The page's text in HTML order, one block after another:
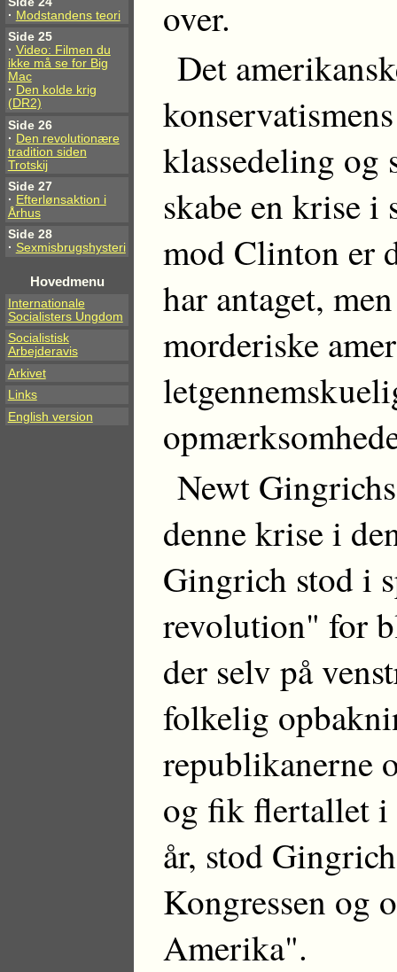
· Modstandens teori
Side 25
· Video: Filmen du
ikke må se for Big
Mac
· Den kolde krig
(DR2)
Side 26
· Den revolutionære
tradition siden
Trotskij
Side 27
· Efterlønsaktion i
Århus
Side 28
· Sexmisbrugshysteri
Hovedmenu
Internationale
Socialisters Ungdom
Socialistisk
Arbejderavis
Arkivet
Links
English version
over.
Det
klassedeling og
skabe en krise i
mod Clinton er
har antaget,
morderiske
Newt
denne krise i
Gingrich stod i
revolution" for
der selv på
folkelig
republikanerne
og fik flertallet i
år, stod
Kongressen og
Amerika".